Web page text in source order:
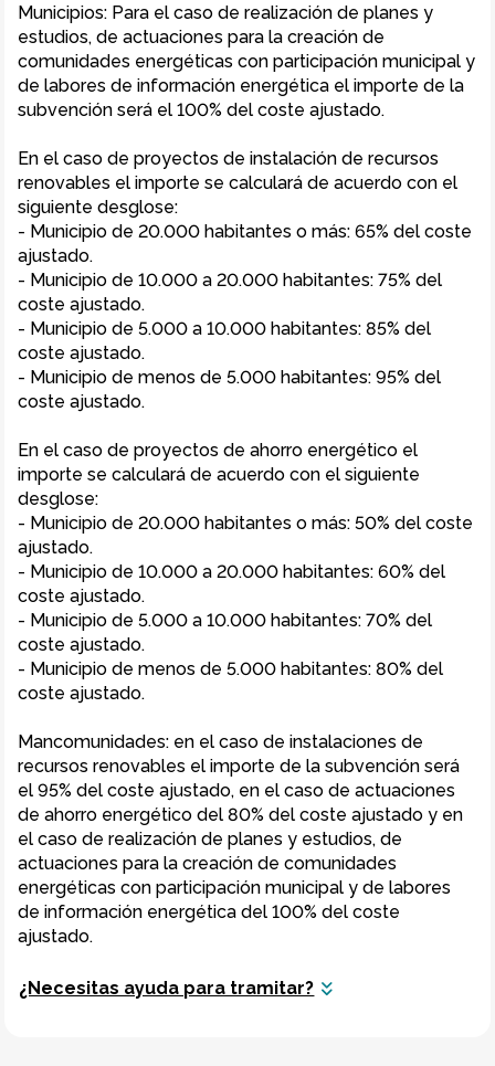
Municipios: Para el caso de realización de planes y
estudios, de actuaciones para la creación de
comunidades energéticas con participación municipal y
de labores de información energética el importe de la
subvención será el 100% del coste ajustado.
En el caso de proyectos de instalación de recursos
renovables el importe se calculará de acuerdo con el
siguiente desglose:
- Municipio de 20.000 habitantes o más: 65% del coste
ajustado.
- Municipio de 10.000 a 20.000 habitantes: 75% del
coste ajustado.
- Municipio de 5.000 a 10.000 habitantes: 85% del
coste ajustado.
- Municipio de menos de 5.000 habitantes: 95% del
coste ajustado.
En el caso de proyectos de ahorro energético el
importe se calculará de acuerdo con el siguiente
desglose:
- Municipio de 20.000 habitantes o más: 50% del coste
ajustado.
- Municipio de 10.000 a 20.000 habitantes: 60% del
coste ajustado.
- Municipio de 5.000 a 10.000 habitantes: 70% del
coste ajustado.
- Municipio de menos de 5.000 habitantes: 80% del
coste ajustado.
Mancomunidades: en el caso de instalaciones de
recursos renovables el importe de la subvención será
el 95% del coste ajustado, en el caso de actuaciones
de ahorro energético del 80% del coste ajustado y en
el caso de realización de planes y estudios, de
actuaciones para la creación de comunidades
energéticas con participación municipal y de labores
de información energética del 100% del coste
ajustado.
¿Necesitas ayuda para tramitar?